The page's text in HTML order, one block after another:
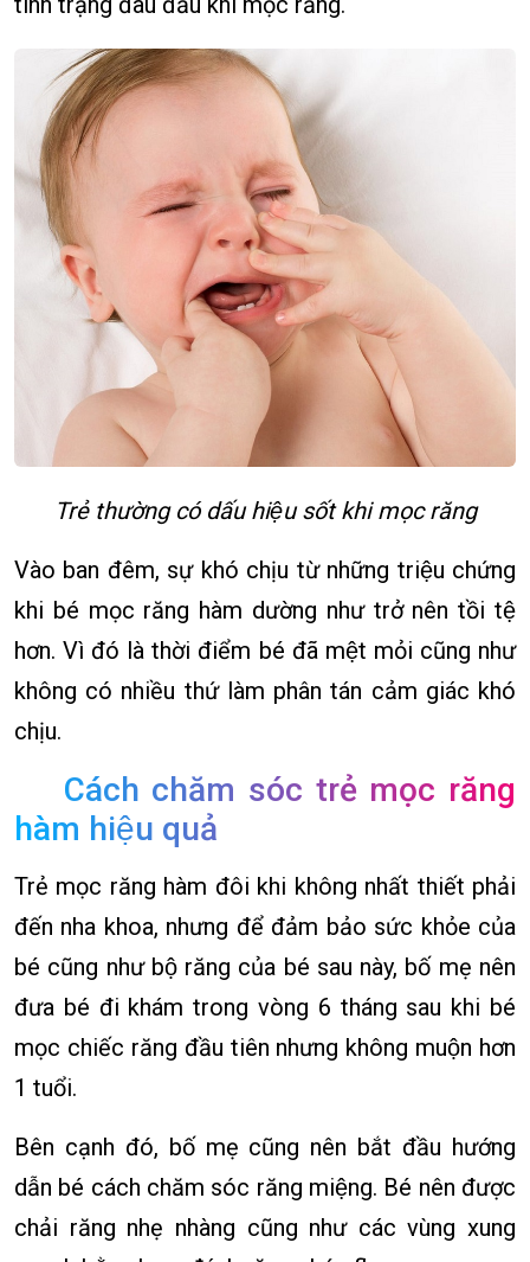
Trẻ thường có dấu hiệu sốt khi mọc răng
Vào ban đêm, sự khó chịu từ những triệu chứng
khi bé mọc răng hàm dường như trở nên tồi tệ
hơn. Vì đó là thời điểm bé đã mệt mỏi cũng như
không có nhiều thứ làm phân tán cảm giác khó
chịu.
Cách chăm sóc trẻ mọc răng
hàm hiệu quả
Trẻ mọc răng hàm đôi khi không nhất thiết phải
đến nha khoa, nhưng để đảm bảo sức khỏe của
bé cũng như bộ răng của bé sau này, bố mẹ nên
đưa bé đi khám trong vòng 6 tháng sau khi bé
mọc chiếc răng đầu tiên nhưng không muộn hơn
1 tuổi.
Bên cạnh đó, bố mẹ cũng nên bắt đầu hướng
dẫn bé cách chăm sóc răng miệng. Bé nên được
chải răng nhẹ nhàng cũng như các vùng xung